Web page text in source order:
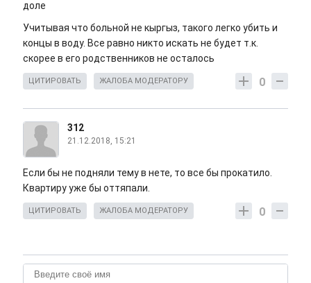
доле
Учитывая что больной не кыргыз, такого легко убить и
концы в воду. Все равно никто искать не будет т.к.
скорее в его родственников не осталось
0
ЦИТИРОВАТЬ ЖАЛОБА МОДЕРАТОРУ
312
21.12.2018, 15:21
Если бы не подняли тему в нете, то все бы прокатило.
Квартиру уже бы оттяпали.
0
ЦИТИРОВАТЬ ЖАЛОБА МОДЕРАТОРУ